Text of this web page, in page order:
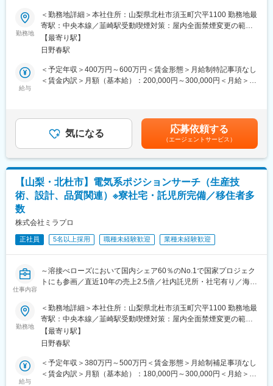
【事業】同社は1984年に元教師の津金会長が設立し9名で電子部
品の組立下請けとしてスタート、直近約10年で売上高2.5倍と急成
長中の機能部品メーカーです。真空をコア技術とし、真空事業・
ユニット事業・医療機器事業・次世代事業開発の4事業と事業のす
体製造装置に使われる「溶接ベローズ」で世界トップクラスのシ
ェアを誇ります。その他3事業は真空技術から発展しています。創
社近くには社内託児所の設置／本社近辺には単身・世帯用に新築
の社宅もあり、社員の働きやすい環境を整えています。
【社風】会社の沿革と同様に、社員の挑戦を後押しし、たとえ失
敗しても挑戦したこと自体を称える社風です。その裏付けとして
未経験の方も積極採用しています。
変更の範囲：会社の定める業務
■業務概要：
半導体製造で欠かすことができない真空技術・溶接ベローズ分野
において国内トップシェアを誇る同社にて、既存顧客(大手装置・
機械メーカー)をご担当いただきます。
主に技術部門への訪問を行い、ニーズを聞き出し、それを社内へ
と展開及び連携しながら、受注を目指します。
■担当業務：
製造・検査装置、微細部品の自動組み立て製造装置の設計）、各
種半導体製造装置・FPD製造蔵置等大型の製造装置（チラー、真
空チャンバ―、半導体、液晶、有機EL、太陽光発電関連の大型成
※取引顧客：大手装置・機械メーカーなど
・本社のある山梨県北杜市は保育園の待機児童0、第二子以降は保
ています。
ます。
【事業】同社は1984年に元教師の津金会長が設立し9名で電子部
品の組立下請けとしてスタート、直近約10年で売上高2.5倍と急成
長中の機能部品メーカーです。真空をコア技術とし、真空事業・
ユニット事業・医療機器事業・次世代事業開発の4事業と事業のす
体製造装置に使われる「溶接ベローズ」で世界トップクラスのシ
ェアを誇ります。その他3事業は真空技術から発展しています。創
勤務地
＜勤務地詳細＞本社住所：山梨県北杜市須玉町穴平1100 勤務地最
寄駅：中央本線／韮崎駅受動喫煙対策：屋内全面禁煙変更の範
囲：会社の定める事業所
【最寄り駅】
日野春駅
給与
＜予定年収＞400万円～600万円＜賃金形態＞月給制特記事項なし
＜賃金内訳＞月額（基本給）：200,000円～300,000円＜月給＞
んと評価に反映されます。賃金はあくまでも目安の金額であり、
選考を通じて上下する可能性があります。月給(月額)は固定手当を
気になる 応募依頼する
（エージェントサービス）
【山梨・北杜市】電気系ポジションサーチ（生産技
術、設計、品質関連）※寮社宅・託児所完備／移住者多
数
株式会社ミラプロ
正社員 5名以上採用 職種未経験歓迎 業種未経験歓迎
仕事内容
～溶接べローズにおいて国内シェア60％のNo.1で国家プロジェク
トにも参画／直近10年の売上2.5倍／社内託児所・社宅有り／海外
■詳細：あなたのスキル、ご希望により最適なポジションを提案致
します。主として真空装置向け部品（主に成形ベローズ、溶接ベ
ローズ）に関わる電気系エンジニア（生産技術、設計、品質関
連）としての就業を想定しています。
※ベローズとは：ベローズ＝「伸縮管」です。真空技術の分野で
は、一般に金属で製作した筒状のものにひだを設け、伸縮性・気
密性・バネ性を持たせたものをベローズと呼びます。
勤務地
＜勤務地詳細＞本社住所：山梨県北杜市須玉町穴平1100 勤務地最
寄駅：中央本線／韮崎駅受動喫煙対策：屋内全面禁煙変更の範
囲：会社の定める事業所
【最寄り駅】
日野春駅
給与
＜予定年収＞380万円～500万円＜賃金形態＞月給制補足事項なし
＜賃金内訳＞月額（基本給）：180,000円～300,000円＜月給＞